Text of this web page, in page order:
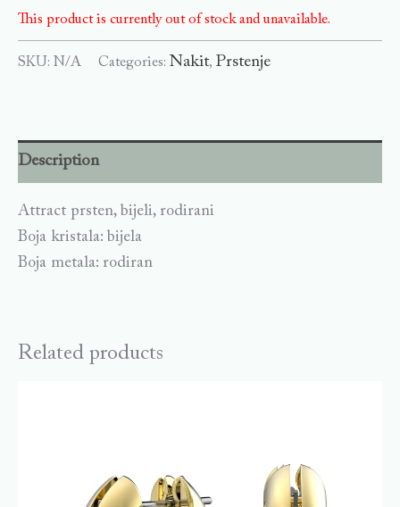
This product is currently out of stock and unavailable.
SKU: N/A Categories: Nakit, Prstenje
Description
Attract prsten, bijeli, rodirani
Boja kristala: bijela
Boja metala: rodiran
Related products